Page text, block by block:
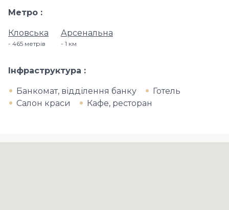
Метро
Кловська
465 метрів
Арсенальна
1 км
Інфраструктура
Банкомат, відділення банку
Готель
Салон краси
Кафе, ресторан